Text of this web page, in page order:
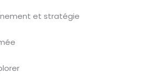
et stratégie